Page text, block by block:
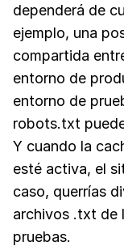
dependerá de
ejemplo, una
compartida
entorno de
entorno de
robots.txt
Y cuando la
esté activa, el
caso, querrías
archivos .txt de
pruebas.